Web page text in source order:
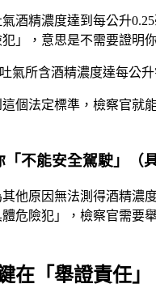
酒精濃度達到每公升
」，意思是不需要證明
吐氣所含酒精濃度達每公
個法定標準，檢察官
不能安全駕駛」（
他原因無法測得酒精濃
危險犯」，檢察官需
在「舉證責任」